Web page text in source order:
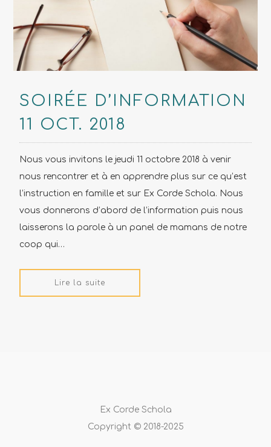
SOIRÉE D’INFORMATION
11 OCT. 2018
Nous vous invitons le jeudi 11 octobre 2018 à venir
nous rencontrer et à en apprendre plus sur ce qu’est
l’instruction en famille et sur Ex Corde Schola. Nous
vous donnerons d’abord de l’information puis nous
laisserons la parole à un panel de mamans de notre
coop qui…
Lire la suite
Ex Corde Schola
Copyright © 2018-2025